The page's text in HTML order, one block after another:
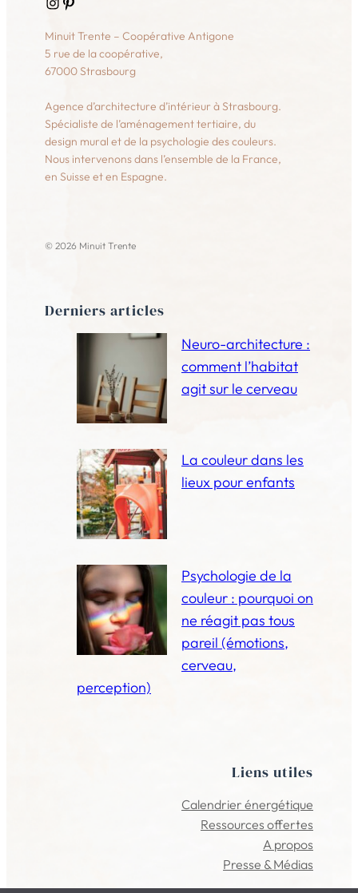
Minuit Trente – Coopérative Antigone
5 rue de la coopérative,
67000 Strasbourg
Agence d’architecture d’intérieur à Strasbourg.
Spécialiste de l’aménagement tertiaire, du
design mural et de la psychologie des couleurs.
Nous intervenons dans l’ensemble de la France,
en Suisse et en Espagne.
© 2026 Minuit Trente
Derniers articles
Neuro-architecture :
comment l’habitat
agit sur le cerveau
La couleur dans les
lieux pour enfants
Psychologie de la
couleur : pourquoi on
ne réagit pas tous
pareil (émotions,
cerveau,
perception)
Liens utiles
Calendrier énergétique
Ressources offertes
A propos
Presse & Médias